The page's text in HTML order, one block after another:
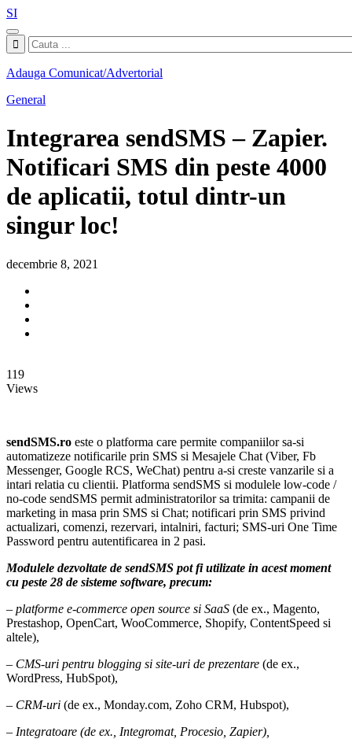
SI
Adauga Comunicat/Advertorial
General
Integrarea sendSMS – Zapier.
Notificari SMS din peste 4000
de aplicatii, totul dintr-un
singur loc!
decembrie 8, 2021
119
Views
sendSMS.ro este o platforma care permite companiilor sa-si
automatizeze notificarile prin SMS si Mesajele Chat (Viber, Fb
Messenger, Google RCS, WeChat) pentru a-si creste vanzarile si a
intari relatia cu clientii. Platforma sendSMS si modulele low-code /
no-code sendSMS permit administratorilor sa trimita: campanii de
marketing in masa prin SMS si Chat; notificari prin SMS privind
actualizari, comenzi, rezervari, intalniri, facturi; SMS-uri One Time
Password pentru autentificarea in 2 pasi.
Modulele dezvoltate de sendSMS pot fi utilizate in acest moment
cu peste 28 de sisteme software, precum:
– platforme e-commerce open source si SaaS (de ex., Magento,
Prestashop, OpenCart, WooCommerce, Shopify, ContentSpeed si
altele),
– CMS-uri pentru blogging si site-uri de prezentare (de ex.,
WordPress, HubSpot),
– CRM-uri (de ex., Monday.com, Zoho CRM, Hubspot),
– Integratoare (de ex., Integromat, Procesio, Zapier),